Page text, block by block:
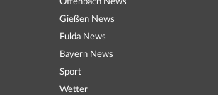
Gießen News
Fulda News
Bayern News
Sport
Wetter